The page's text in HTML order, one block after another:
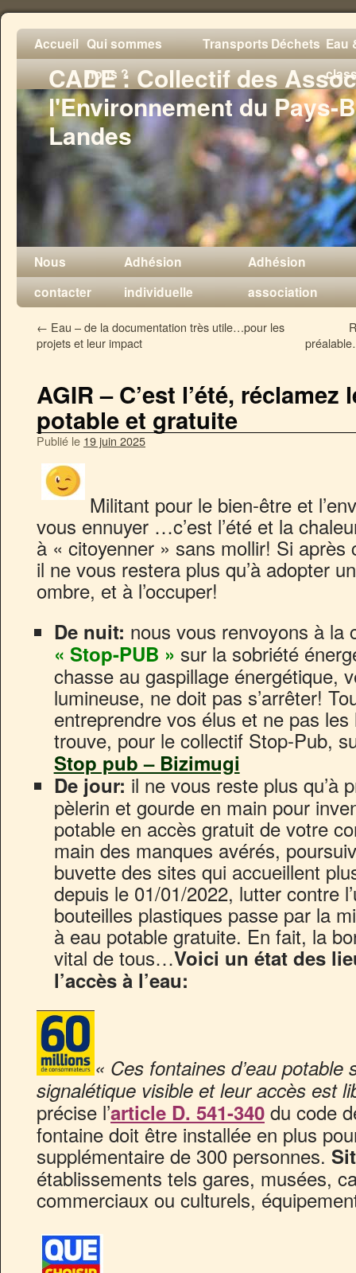
CADE : Collectif des
l'Environnement du Pays-
Landes
Accueil Qui sommes
nous ?
TransportsDéchets Eau
Nous
contacter
Adhésion
individuelle
Adhésion
association
← Eau – de la documentation très utile…pour les
projets et leur impact
AGIR – C’est l’été,
potable et gratuite
Publié le 19 juin 2025
Militant pour le bien-être et
vous ennuyer …c’est l’été et la
à « citoyenner » sans mollir! Si après
il ne vous restera plus qu’à adopter
ombre, et à l’occuper!
De nuit: nous vous renvoyons à la
« Stop-PUB » sur la sobriété
chasse au gaspillage énergétique,
lumineuse, ne doit pas s’arrêter!
entreprendre vos élus et ne pas
trouve, pour le collectif Stop-Pub,
Stop pub – Bizimugi
De jour: il ne vous reste plus qu’à
pèlerin et gourde en main pour
potable en accès gratuit de votre
main des manques avérés,
buvette des sites qui accueillent
depuis le 01/01/2022, lutter contre
bouteilles plastiques passe par la
à eau potable gratuite. En fait, la
vital de tous…Voici un état des
l’accès à l’eau:
« Ces fontaines d’eau
signalétique visible et leur accès est
précise l’article D. 541-340 du code
fontaine doit être installée en plus
supplémentaire de 300 personnes.
établissements tels gares, musées,
commerciaux ou culturels,